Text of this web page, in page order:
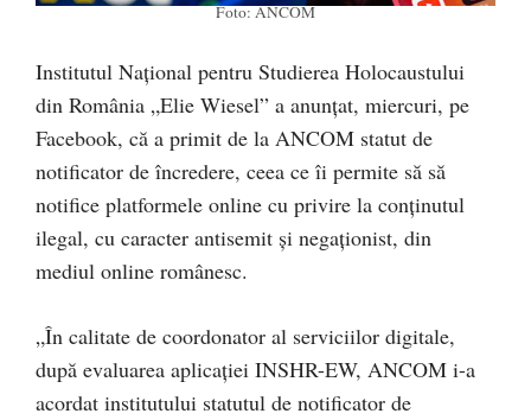
Foto: ANCOM
Institutul Național pentru Studierea Holocaustului
din România „Elie Wiesel” a anunțat, miercuri, pe
Facebook, că a primit de la ANCOM statut de
notificator de încredere, ceea ce îi permite să să
notifice platformele online cu privire la conținutul
ilegal, cu caracter antisemit și negaționist, din
mediul online românesc.
„În calitate de coordonator al serviciilor digitale,
după evaluarea aplicației INSHR-EW, ANCOM i-a
acordat institutului statutul de notificator de